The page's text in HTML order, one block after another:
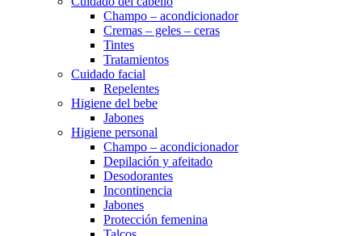
Champo – acondicionador
Cremas – geles – ceras
Tintes
Tratamientos
Cuidado facial
Repelentes
Higiene del bebe
Jabones
Higiene personal
Champo – acondicionador
Depilación y afeitado
Desodorantes
Incontinencia
Jabones
Protección femenina